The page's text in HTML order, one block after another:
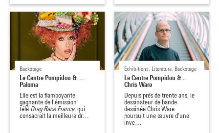
Backstage
Le Centre Pompidou &…
Paloma
Elle est la flamboyante
gagnante de l'émission
télé Drag Race France, qui
consacrait la meilleure dr…
Exhibitions, Literature, Backstage
Le Centre Pompidou &...
Chris Ware
Depuis près de trente ans, le
dessinateur de bande
dessinée Chris Ware
poursuit une œuvre d’une
inve…